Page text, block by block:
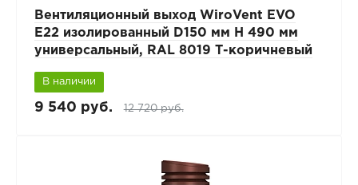
Вентиляционный выход WiroVent EVO
E22 изолированный D150 мм Н 490 мм
универсальный, RAL 8019 Т-коричневый
В наличии
9 540 руб. 12 720 руб.